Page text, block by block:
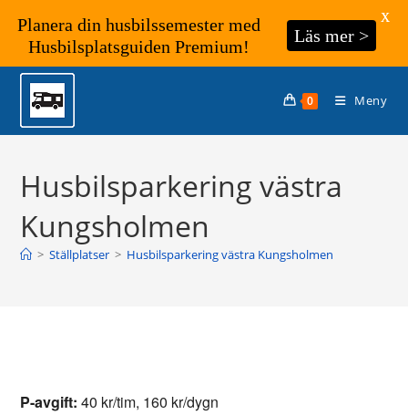
Hoppa
innehållet
0 Meny
Husbilsparkering västra
Kungsholmen
> Ställplatser > Husbilsparkering västra Kungsholmen
P-avgift: 40 kr/tim, 160 kr/dygn
Planera din husbilssemester med
Husbilsplatsguiden Premium!
Läs mer >
X